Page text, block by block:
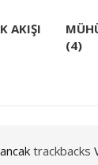
AKIŞI
(4)
trackbacks